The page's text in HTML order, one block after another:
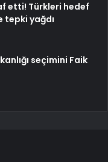
etti! Türkleri hedef
tepki yağdı
seçimini Faik